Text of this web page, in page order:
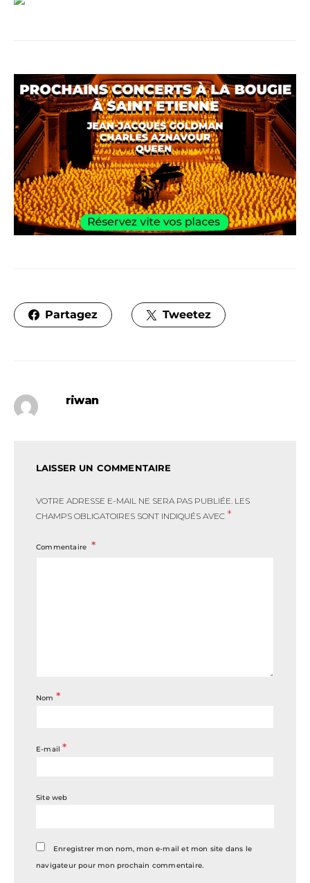
Partagez Tweetez
riwan
LAISSER UN COMMENTAIRE
VOTRE ADRESSE E-MAIL NE SERA PAS PUBLIÉE. LES
CHAMPS OBLIGATOIRES SONT INDIQUÉS AVEC *
Commentaire
Nom *
E-mail*
Site web
Enregistrer mon nom, mon e-mail et mon site dans le
navigateur pour mon prochain commentaire.